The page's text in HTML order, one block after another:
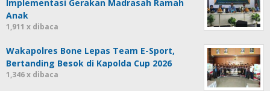
Implementasi Gerakan Madrasah Ramah
Anak
1,911 x dibaca
Wakapolres Bone Lepas Team E-Sport,
Bertanding Besok di Kapolda Cup 2026
1,346 x dibaca